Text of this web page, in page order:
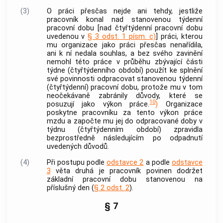
(3)
O práci přesčas nejde ani tehdy, jestliže
pracovník konal nad stanovenou týdenní
pracovní dobu [nad čtyřtýdenní pracovní dobu
uvedenou v§ 3 odst. 1 písm. c)] práci, kterou
mu organizace jako práci přesčas nenařídila,
ani k ní nedala souhlas, a bez svého zavinění
nemohl této práce v průběhu zbývající části
týdne (čtyřtýdenního období) použít ke splnění
své povinnosti odpracovat stanovenou týdenní
(čtyřtýdenní) pracovní dobu, protože mu v tom
neočekávaně zabránily důvody, které se
posuzují jako výkon práce.10) Organizace
poskytne pracovníku za tento výkon práce
mzdu a započte mu jej do odpracované doby v
týdnu (čtyřtýdenním období) zpravidla
bezprostředně následujícím po odpadnutí
uvedených důvodů.
(4)
Při postupu podleodstavce 2 a podleodstavce
3 věta druhá je pracovník povinen dodržet
základní pracovní dobu stanovenou na
příslušný den (§ 2 odst. 2).
§ 7